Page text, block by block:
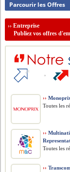
Parcourir les Offres
››Entreprise
Publiez vos offres
››
Toutes les
››
Toutes les
››